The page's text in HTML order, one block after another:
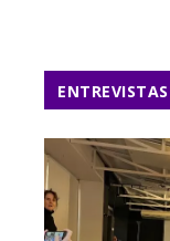
ENTREVISTAS